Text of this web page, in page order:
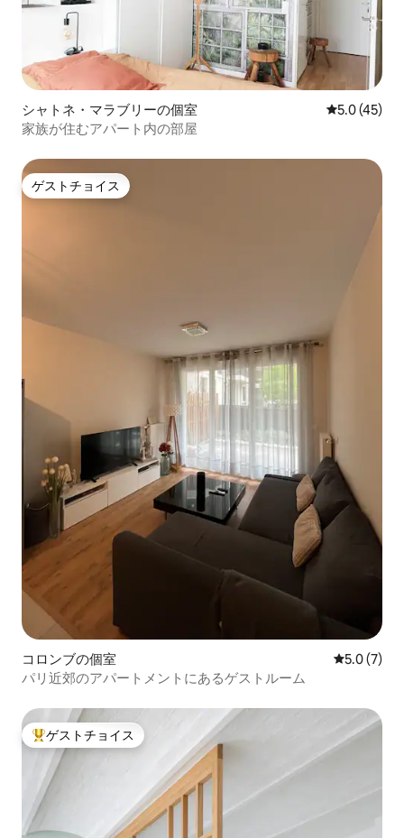
シャトネ・マラブリーの個室 レビュー45
5.0 (45)
家族が住むアパート内の部屋
ゲストチョイス
ゲストチョイス
コロンブの個室 レビュー7
5.0 (7)
パリ近郊のアパートメントにあるゲストルーム
大好評のゲストチョイスです。
ゲストチョイス